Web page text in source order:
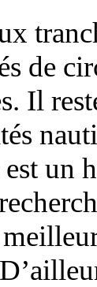
de
Il
un